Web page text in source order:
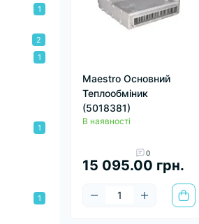
1
2
1
1
1
Maestro Основний
Теплообміник
(5018381)
В наявності
0
15 095.00 грн.